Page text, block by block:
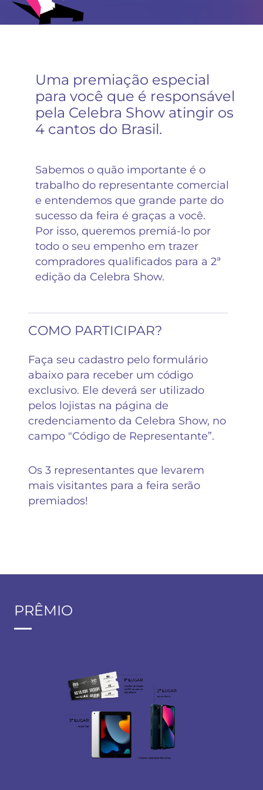
Uma premiação especial
para você que é responsável
pela Celebra Show atingir os
4 cantos do Brasil.
Sabemos o quão importante é o
trabalho do representante comercial
e entendemos que grande parte do
sucesso da feira é graças a você.
Por isso, queremos premiá-lo por
todo o seu empenho em trazer
compradores qualificados para a 2ª
edição da Celebra Show.
COMO PARTICIPAR?
Faça seu cadastro pelo formulário
abaixo para receber um código
exclusivo. Ele deverá ser utilizado
pelos lojistas na página de
credenciamento da Celebra Show, no
campo "Código de Representante”.
Os 3 representantes que levarem
mais visitantes para a feira serão
premiados!
PRÊMIO